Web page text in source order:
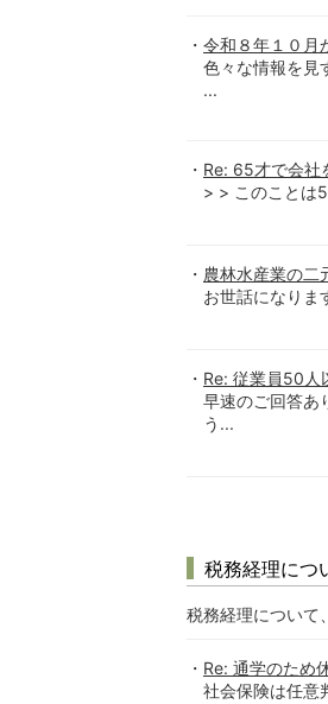
令和８年１０月
色々な情報を見
...
Re: 65才で会社
> > このことは
農林水産業の二
お世話になりま
Re: 従業員50人
早速のご回答あ
う...
税務経理につ
税務経理について
Re: 通学のため
社会保険は任意